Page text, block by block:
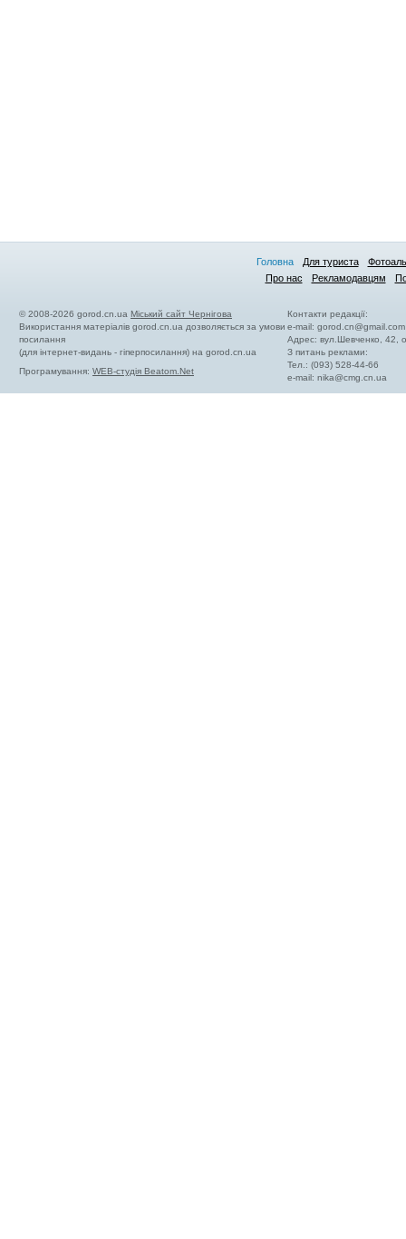
Головна Для туриста
Про нас
Рекламодавцям
© 2008-2026 gorod.cn.ua Міський сайт Чернігова
Використання матеріалів gorod.cn.ua дозволяється за умови
посилання
(для інтернет-видань - гіперпосилання) на gorod.cn.ua
Програмування: WEB-студія Beatom.Net
Контакти редакції:
e-mail:gorod.cn@gmail.com
Адрес: вул.Шевченко, 42,
З питань реклами:
Тел.: (093) 528-44-66
e-mail:nika@cmg.cn.ua